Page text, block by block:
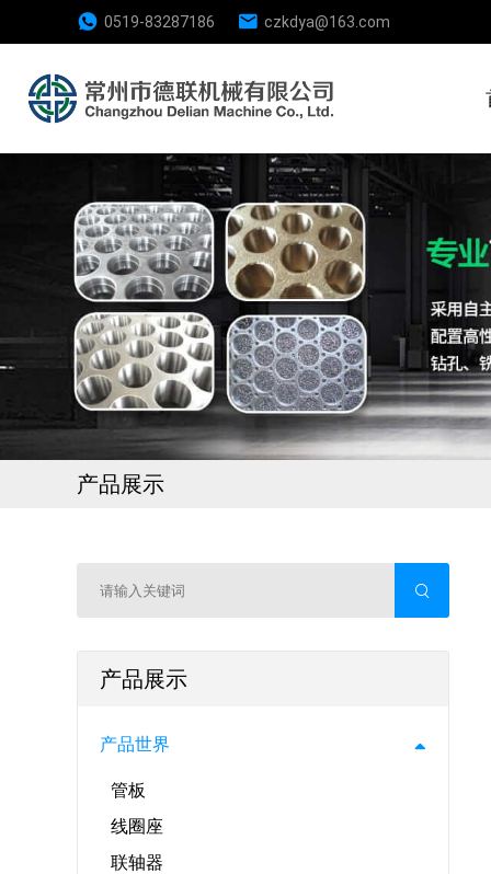
0519-83287186 czkdya@163.com
产品展示
产品展示
产品世界
管板
线圈座
联轴器